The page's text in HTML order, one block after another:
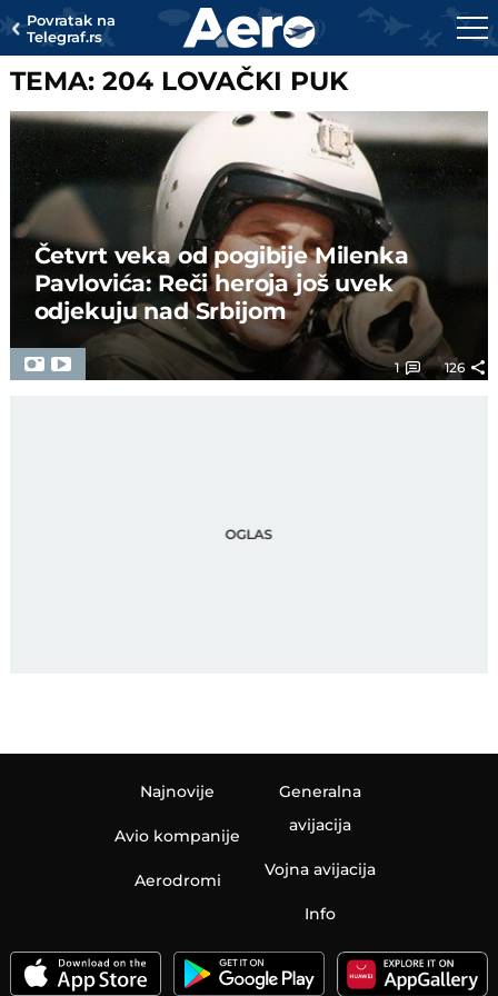
Povratak na
Telegraf.rs
TEMA: 204 LOVAČKI PUK
Četvrt veka od pogibije Milenka
Pavlovića: Reči heroja još uvek
odjekuju nad Srbijom
1 126
Najnovije
Avio kompanije
Aerodromi
Generalna
avijacija
Vojna avijacija
Info